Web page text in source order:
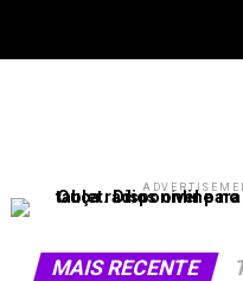
MAIS RECENTE